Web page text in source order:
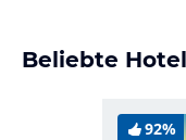
Beliebte
92%